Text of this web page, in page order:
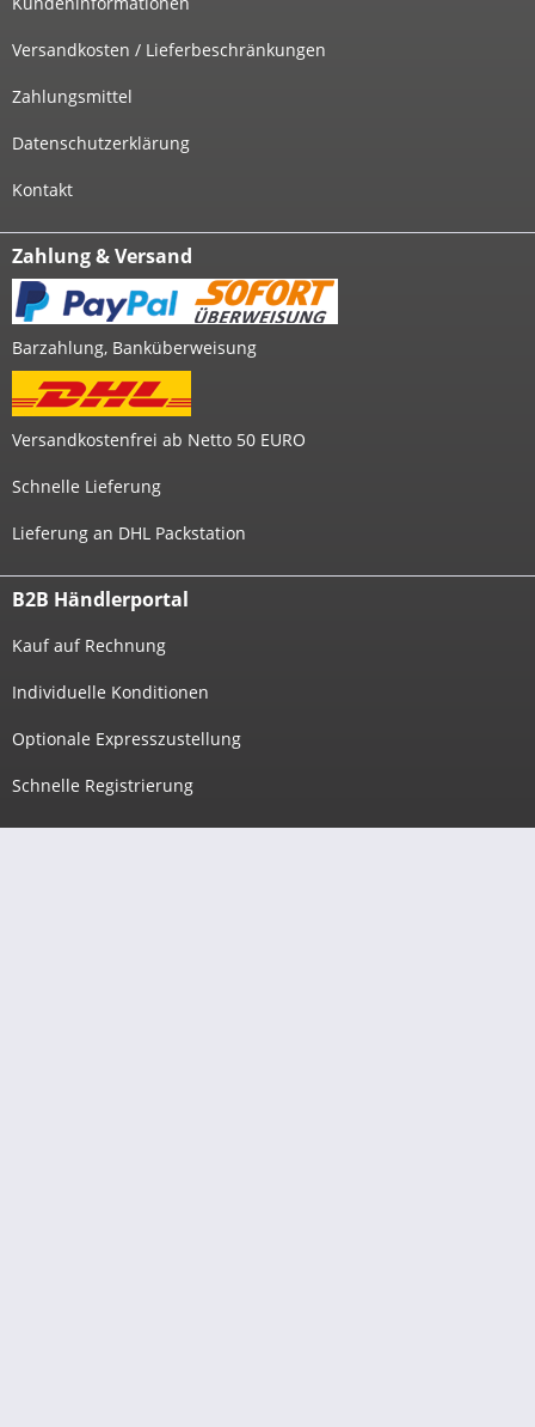
Versandkosten / Lieferbeschränkungen
Zahlungsmittel
Datenschutzerklärung
Kontakt
Zahlung & Versand
Barzahlung, Banküberweisung
Versandkostenfrei ab Netto 50 EURO
Schnelle Lieferung
Lieferung an DHL Packstation
B2B Händlerportal
Kauf auf Rechnung
Individuelle Konditionen
Optionale Expresszustellung
Schnelle Registrierung